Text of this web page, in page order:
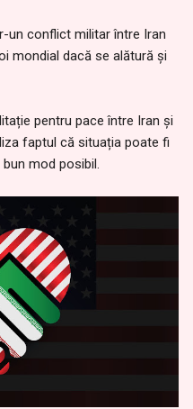
un conflict militar între Iran
mondial dacă se alătură și
pentru pace între Iran și
faptul că situația poate fi
mod posibil.